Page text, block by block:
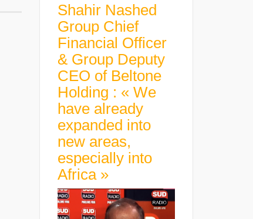
Shahir Nashed
Group Chief
Financial Officer
& Group Deputy
CEO of Beltone
Holding : « We
have already
expanded into
new areas,
especially into
Africa »